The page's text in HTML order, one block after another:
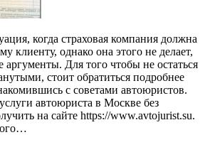
когда страховая компания должна
клиенту, однако она этого не делает,
аргументы. Для того чтобы не остаться
стоит обратиться подробнее
с советами автоюристов.
автоюриста в Москве без
на сайте https://www.avtojurist.su.